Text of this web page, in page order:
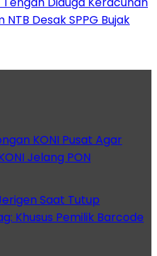
Desak SPPG Bujak
KONI Pusat Agar
Jelang PON
Saat Tutup
Khusus Pemilik Barcode